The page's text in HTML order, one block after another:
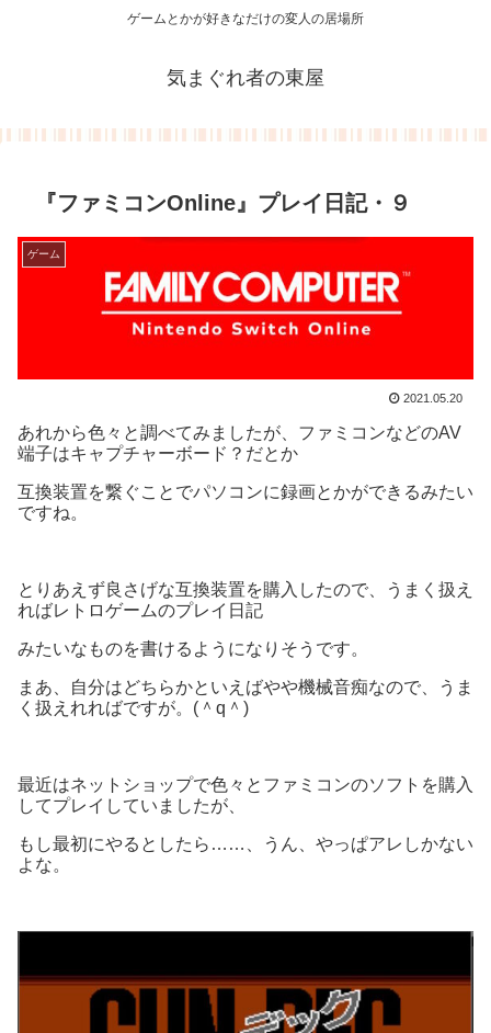
ゲームとかが好きなだけの変人の居場所
気まぐれ者の東屋
『ファミコンOnline』プレイ日記・９
ゲーム
2021.05.20
あれから色々と調べてみましたが、ファミコンなどのAV
端子はキャプチャーボード？だとか
互換装置を繋ぐことでパソコンに録画とかができるみたい
ですね。
とりあえず良さげな互換装置を購入したので、うまく扱え
ればレトロゲームのプレイ日記
みたいなものを書けるようになりそうです。
まあ、自分はどちらかといえばやや機械音痴なので、うま
く扱えれればですが。(＾q＾)
最近はネットショップで色々とファミコンのソフトを購入
してプレイしていましたが、
もし最初にやるとしたら……、うん、やっぱアレしかない
よな。